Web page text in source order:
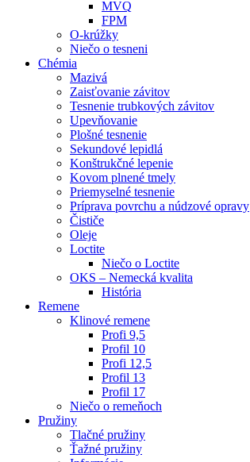
MVQ
FPM
O-krúžky
Niečo o tesneni
Chémia
Mazivá
Zaisťovanie závitov
Tesnenie trubkových závitov
Upevňovanie
Plošné tesnenie
Sekundové lepidlá
Konštrukčné lepenie
Kovom plnené tmely
Priemyselné tesnenie
Príprava povrchu a núdzové opravy
Čističe
Oleje
Loctite
Niečo o Loctite
OKS – Nemecká kvalita
História
Remene
Klinové remene
Profi 9,5
Profil 10
Profi 12,5
Profil 13
Profil 17
Niečo o remeňoch
Pružiny
Tlačné pružiny
Ťažné pružiny